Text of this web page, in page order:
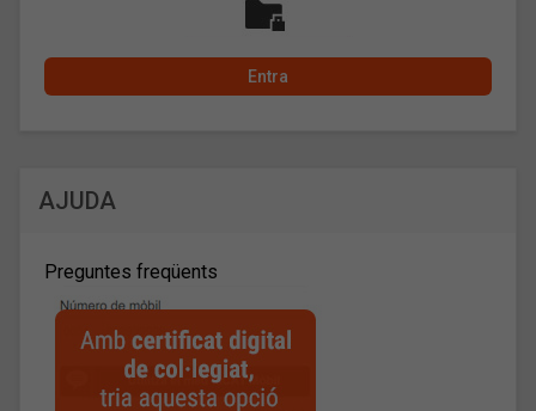
AJUDA
Preguntes freqüents